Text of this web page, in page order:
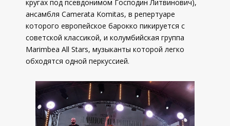
кругах под псевдонимом Господин Литвинович),
ансамбля Camerata Komitas, в репертуаре
которого европейское барокко пикируется с
советской классикой, и колумбийская группа
Marimbea All Stars, музыканты которой легко
обходятся одной перкуссией.